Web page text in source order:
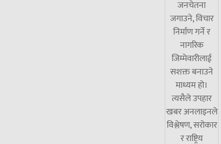
जनचेतना
जगाउने, विचार
निर्माण गर्ने र
नागरिक
जिम्मेवारीलाई
सशक्त बनाउने
माध्यम हो।
त्यसैले उपहार
खबर अनलाइनले
विश्लेषण, सरोकार
र राष्ट्रिय